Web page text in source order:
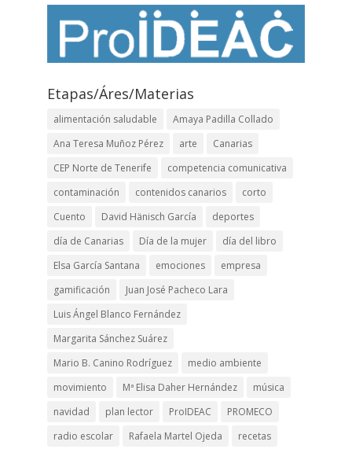
Etapas/Áres/Materias
alimentación saludable
Amaya Padilla Collado
Ana Teresa Muñoz Pérez
arte
Canarias
CEP Norte de Tenerife
competencia comunicativa
contaminación
contenidos canarios
corto
Cuento
David Hänisch García
deportes
día de Canarias
Día de la mujer
día del libro
Elsa García Santana
emociones
empresa
gamificación
Juan José Pacheco Lara
Luis Ángel Blanco Fernández
Margarita Sánchez Suárez
Mario B. Canino Rodríguez
medio ambiente
movimiento
Mª Elisa Daher Hernández
música
navidad
plan lector ProIDEAC
PROMECO
radio escolar
Rafaela Martel Ojeda
recetas